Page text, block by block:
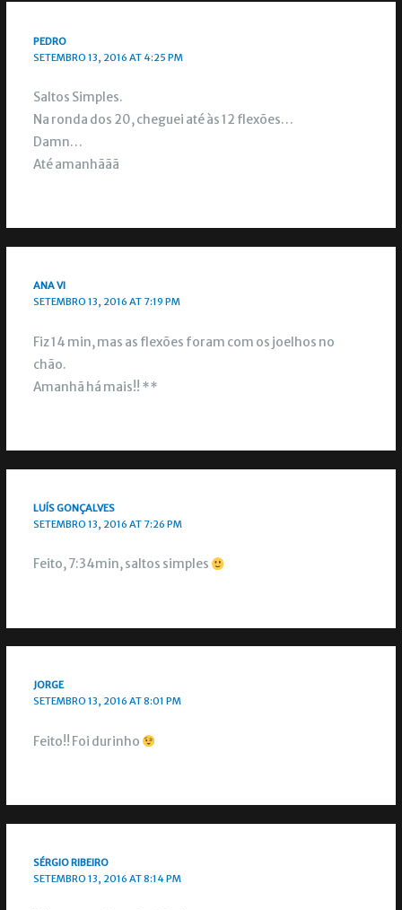
PEDRO
SETEMBRO 13, 2016 AT 4:25 PM
Saltos Simples.
Na ronda dos 20, cheguei até às 12 flexões…
Damn…
Até amanhããã
ANA VI
SETEMBRO 13, 2016 AT 7:19 PM
Fiz 14 min, mas as flexões foram com os joelhos no
chão.
Amanhã há mais!! **
LUÍS GONÇALVES
SETEMBRO 13, 2016 AT 7:26 PM
Feito, 7:34min, saltos simples
JORGE
SETEMBRO 13, 2016 AT 8:01 PM
Feito!! Foi durinho
SÉRGIO RIBEIRO
SETEMBRO 13, 2016 AT 8:14 PM